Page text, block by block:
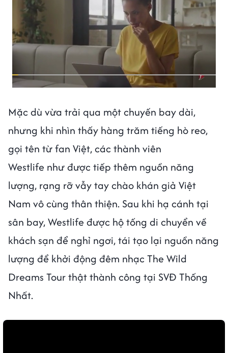
Mặc dù vừa trải qua một chuyến bay dài,
nhưng khi nhìn thấy hàng trăm tiếng hò reo,
gọi tên từ fan Việt, các thành viên
Westlife như được tiếp thêm nguồn năng
lượng, rạng rỡ vẫy tay chào khán giả Việt
Nam vô cùng thân thiện. Sau khi hạ cánh tại
sân bay, Westlife được hộ tống di chuyển về
khách sạn để nghỉ ngơi, tái tạo lại nguồn năng
lượng để khởi động đêm nhạc The Wild
Dreams Tour thật thành công tại SVĐ Thống
Nhất.